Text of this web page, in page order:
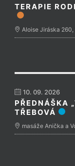
TERAPIE
Aloise Jiráska 260,
10. 09. 2026
PŘEDNÁŠKA
TŘEBOVÁ
masáže Anička a